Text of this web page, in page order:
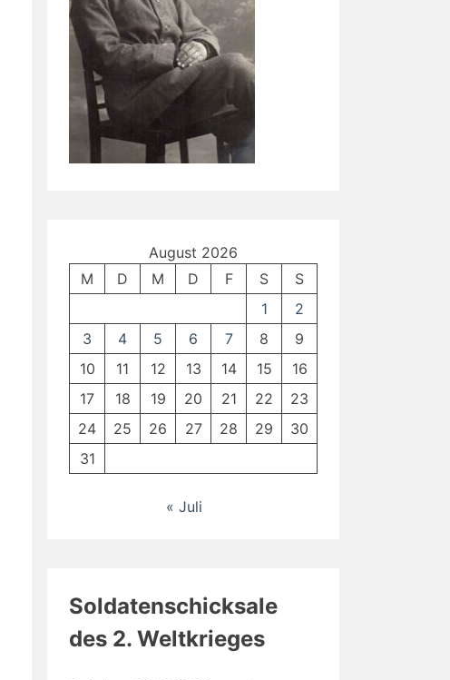
August 2026
M
D M D F S
S
1
2
3
4 5 6 7 8
9
10
11 12 13 14 15
16
17
18 19 20 21 22
23
24
25 26 27 28 29
30
31
« Juli
Soldatenschicksale
des 2. Weltkrieges